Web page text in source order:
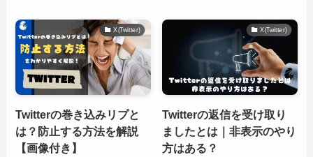
X(Twitter)
Twitterの巻き込みリプと
は？防止する方法を解説
【画像付き】
X(Twitter)
Twitterの返信を受け取り
ましたとは｜非表示のやり
方はある？